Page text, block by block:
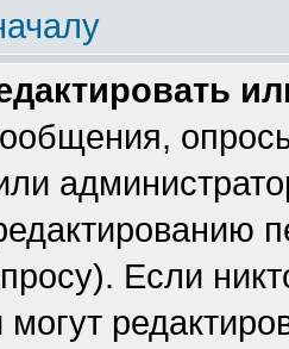
Если
могут